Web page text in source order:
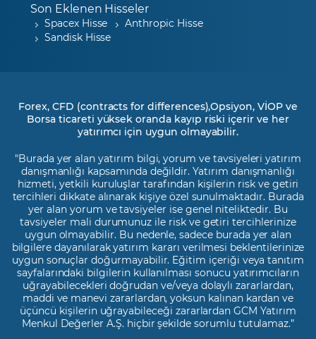
Son Eklenen Hisseler
Spacex Hisse
Anthropic Hisse
Sandisk Hisse
Forex, CFD (contracts for differences),Opsiyon, VİOP ve
Borsa ticareti yüksek oranda kayıp riski içerir ve her
yatırımcı için uygun olmayabilir.
"Burada yer alan yatırım bilgi, yorum ve tavsiyeleri yatırım
danışmanlığı kapsamında değildir. Yatırım danışmanlığı
hizmeti, yetkili kuruluşlar tarafından kişilerin risk ve getiri
tercihleri dikkate alınarak kişiye özel sunulmaktadır. Burada
yer alan yorum ve tavsiyeler ise genel niteliktedir. Bu
tavsiyeler mali durumunuz ile risk ve getiri tercihlerinize
uygun olmayabilir. Bu nedenle, sadece burada yer alan
bilgilere dayanılarak yatırım kararı verilmesi beklentilerinize
uygun sonuçlar doğurmayabilir. Eğitim içeriği veya tanıtım
sayfalarındaki bilgilerin kullanılması sonucu yatırımcıların
uğrayabilecekleri doğrudan ve/veya dolaylı zararlardan,
maddi ve manevi zararlardan, yoksun kalınan kardan ve
üçüncü kişilerin uğrayabileceği zararlardan GCM Yatırım
Menkul Değerler A.Ş. hiçbir şekilde sorumlu tutulamaz.”